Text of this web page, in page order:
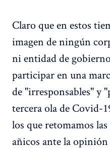
Claro que en estos
imagen de ningún
ni entidad de
participar en una
de "irresponsables" y
tercera ola de Covid-
los que retomamos
añicos ante la